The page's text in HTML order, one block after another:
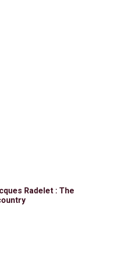
Radelet : The